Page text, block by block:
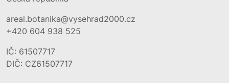
areal.botanika@vysehrad2000.cz
+420 604 938 525
IČ: 61507717
DIČ: CZ61507717